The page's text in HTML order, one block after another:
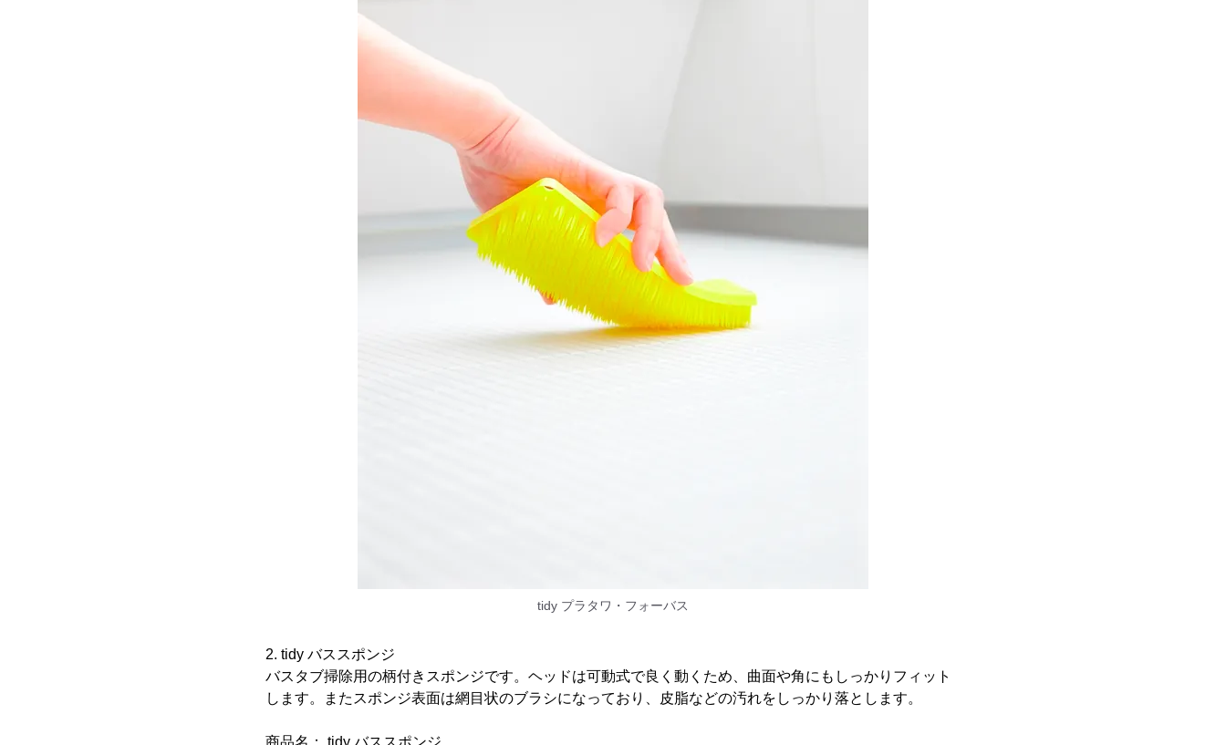
tidy プラタワ・フォーバス
2. tidy バススポンジ
バスタブ掃除用の柄付きスポンジです。ヘッドは可動式で良く動くため、曲面や角にもしっかりフィット
します。またスポンジ表面は網目状のブラシになっており、皮脂などの汚れをしっかり落とします。
商品名： tidy バススポンジ